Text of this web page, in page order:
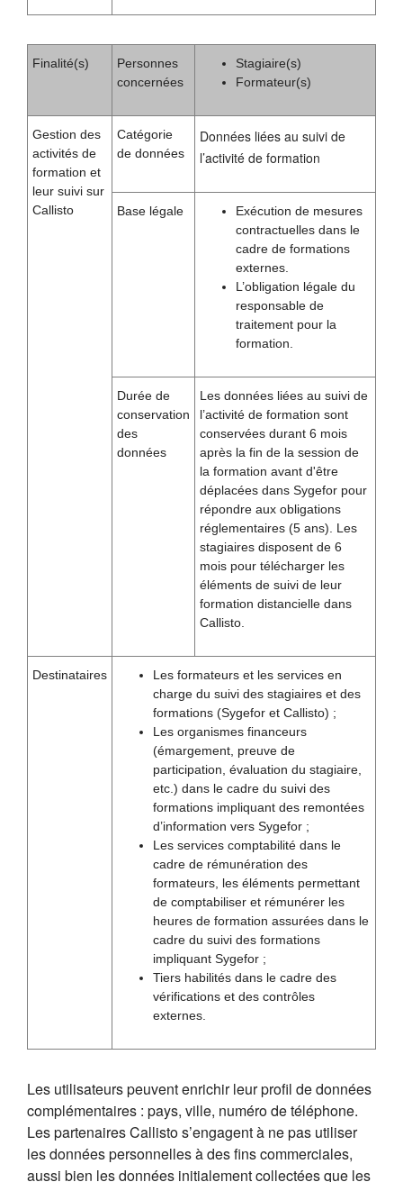
Finalité(s)
Personnes
concernées
Stagiaire(s)
Formateur(s)
Gestion des
activités de
formation et
leur suivi sur
Callisto
Catégorie
de données
Données liées au suivi de
l’activité de formation
Base légale
Exécution de mesures
contractuelles dans le
cadre de formations
externes.
L’obligation légale du
responsable de
traitement pour la
formation.
Durée de
conservation
des
données
Les données liées au suivi de
l’activité de formation sont
conservées durant 6 mois
après la fin de la session de
la formation avant d'être
déplacées dans Sygefor pour
répondre aux obligations
réglementaires (5 ans). Les
stagiaires disposent de 6
mois pour télécharger les
éléments de suivi de leur
formation distancielle dans
Callisto.
Destinataires
Les formateurs et les services en
charge du suivi des stagiaires et des
formations (Sygefor et Callisto) ;
Les organismes financeurs
(émargement, preuve de
participation, évaluation du stagiaire,
etc.) dans le cadre du suivi des
formations impliquant des remontées
d’information vers Sygefor ;
Les services comptabilité dans le
cadre de rémunération des
formateurs, les éléments permettant
de comptabiliser et rémunérer les
heures de formation assurées dans le
cadre du suivi des formations
impliquant Sygefor ;
Tiers habilités dans le cadre des
vérifications et des contrôles
externes.
Les utilisateurs peuvent enrichir leur profil de données
complémentaires : pays, ville, numéro de téléphone.
Les partenaires Callisto s’engagent à ne pas utiliser
les données personnelles à des fins commerciales,
aussi bien les données initialement collectées que les